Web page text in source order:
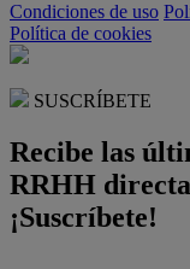
Condiciones de uso
Política de cookies
SUSCRÍBETE
Recibe las
RRHH
¡Suscríbete!